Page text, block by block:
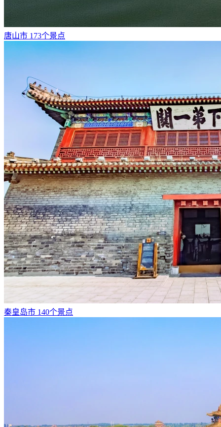
唐山市 173个景点
秦皇岛市 140个景点